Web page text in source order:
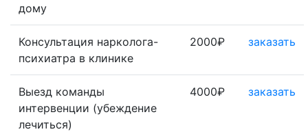
дому
Консультация нарколога-
психиатра в клинике
2000₽ заказать
Выезд команды
интервенции (убеждение
лечиться)
4000₽ заказать